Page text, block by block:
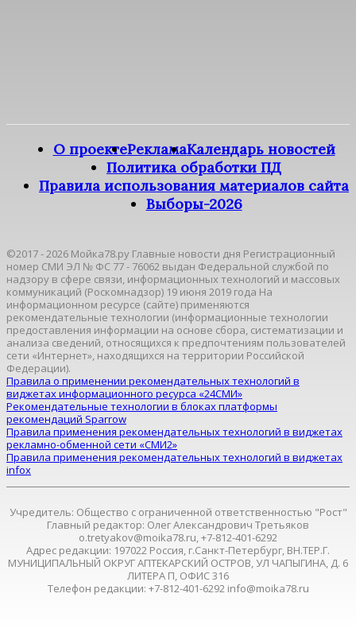
О проектеРекламаКалендарь новостей
Политика обработки ПД
Правила использования материалов сайта
Выборы-2026
©2017 - 2026 Мойка78.ру Главные новости дня Регистрационный
номер СМИ ЭЛ № ФС 77 - 76062 выдан Федеральной службой по
надзору в сфере связи, информационных технологий и массовых
коммуникаций (Роскомнадзор) 19 июня 2019 года На
информационном ресурсе (сайте) применяются
рекомендательные технологии (информационные технологии
предоставления информации на основе сбора, систематизации и
анализа сведений, относящихся к предпочтениям пользователей
сети «Интернет», находящихся на территории Российской
Федерации).
Правила о применении рекомендательных технологий в
виджетах информационного ресурса «24СМИ»
Рекомендательные технологии в блоках платформы
рекомендаций Sparrow
Правила применения рекомендательных технологий в виджетах
рекламно-обменной сети «СМИ2»
Правила применения рекомендательных технологий в виджетах
infox
Учредитель: Общество с ограниченной ответственностью "Рост"
Главный редактор: Олег Александрович Третьяков
o.tretyakov@moika78.ru, +7-812-401-6292
Адрес редакции: 197022 Россия, г.Санкт-Петербург, ВН.ТЕР.Г.
МУНИЦИПАЛЬНЫЙ ОКРУГ АПТЕКАРСКИЙ ОСТРОВ, УЛ ЧАПЫГИНА, Д. 6
ЛИТЕРА П, ОФИС 316
Телефон редакции: +7-812-401-6292 info@moika78.ru